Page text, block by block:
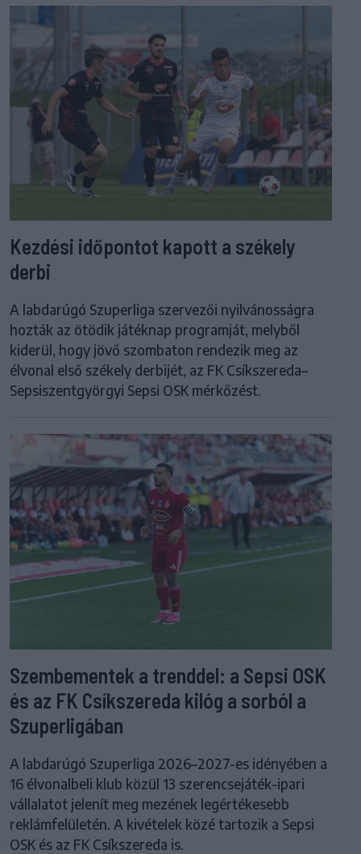
Kezdési időpontot kapott a székely
derbi
A labdarúgó Szuperliga szervezői nyilvánosságra
hozták az ötödik játéknap programját, melyből
kiderül, hogy jövő szombaton rendezik meg az
élvonal első székely derbijét, az FK Csíkszereda–
Sepsiszentgyörgyi Sepsi OSK mérkőzést.
Szembementek a trenddel: a Sepsi OSK
és az FK Csíkszereda kilóg a sorból a
Szuperligában
A labdarúgó Szuperliga 2026–2027-es idényében a
16 élvonalbeli klub közül 13 szerencsejáték-ipari
vállalatot jelenít meg mezének legértékesebb
reklámfelületén. A kivételek közé tartozik a Sepsi
OSK és az FK Csíkszereda is.